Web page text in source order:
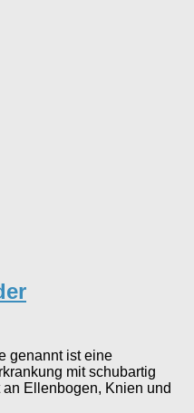
genannt ist eine
mit schubartig
Ellenbogen, Knien und